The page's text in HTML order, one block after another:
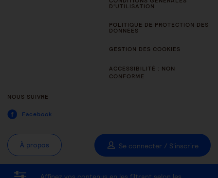
D’UTILISATION
POLITIQUE DE PROTECTION DES
DONNÉES
GESTION DES COOKIES
ACCESSIBILITÉ : NON
CONFORME
NOUS SUIVRE
Facebook
À propos Se connecter / S'inscrire